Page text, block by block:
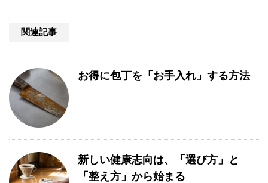
関連記事
お得に包丁を「お手入れ」する方法
新しい健康志向は、「選び方」と
「整え方」から始まる